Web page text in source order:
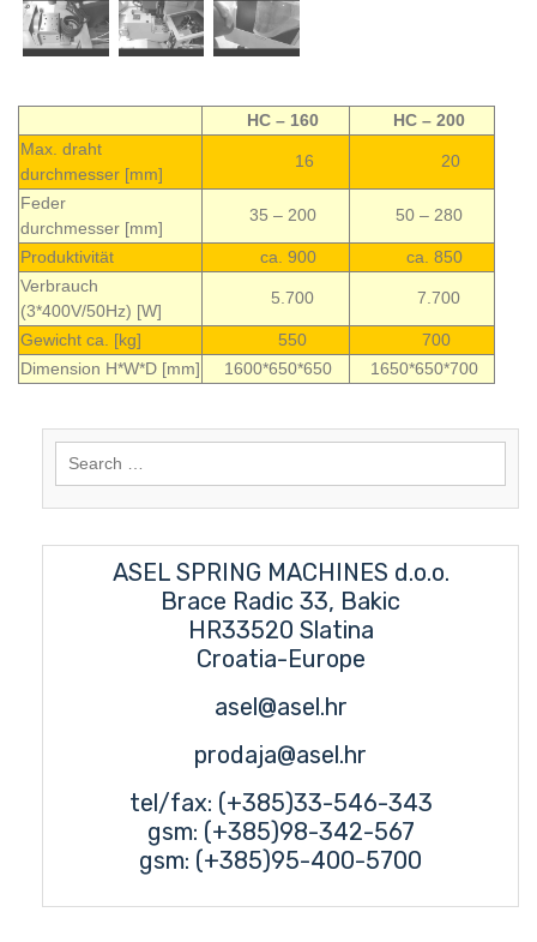
HC – 160
HC – 200
Max. draht
durchmesser [mm]
16 20
Feder
durchmesser [mm]
35 – 200 50 – 280
Produktivität ca. 900
ca. 850
Verbrauch
(3*400V/50Hz) [W]
5.700 7.700
Gewicht ca. [kg] 550
700
Dimension H*W*D [mm]
1600*650*650 1650*650*700
Search
ASEL SPRING MACHINES d.o.o.
Brace Radic 33, Bakic
HR33520 Slatina
Croatia-Europe
asel@asel.hr
prodaja@asel.hr
tel/fax: (+385)33-546-343
gsm: (+385)98-342-567
gsm: (+385)95-400-5700